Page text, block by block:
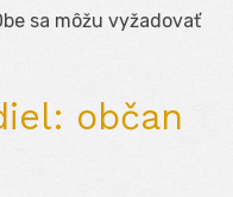
sa môžu vyžadovať
občan